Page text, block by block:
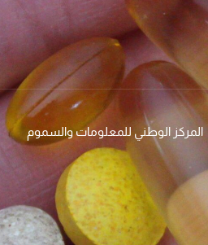
المركز الوطني للمعلومات والسموم